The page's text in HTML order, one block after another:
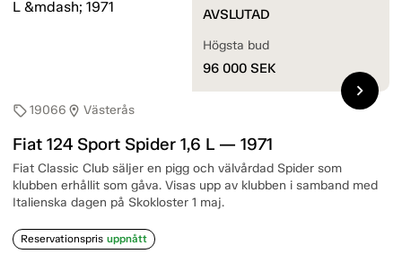
sell19066 location_on Västerås
Fiat 124 Sport Spider 1,6 L — 1971
Fiat Classic Club säljer en pigg och välvårdad Spider som
klubben erhållit som gåva. Visas upp av klubben i samband med
Italienska dagen på Skokloster 1 maj.
Reservationspris uppnått
AVSLUTAD
Högsta bud
96 000 SEK
chevron_right